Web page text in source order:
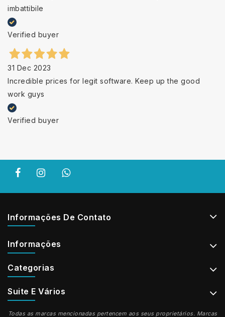
imbattibile
Verified buyer
31 Dec 2023
Incredible prices for legit software. Keep up the good
work guys
Verified buyer
Informações De Contato
Informações
Categorias
Suite E Vários
Todas as marcas mencionadas pertencem aos seus proprietários. Marcas